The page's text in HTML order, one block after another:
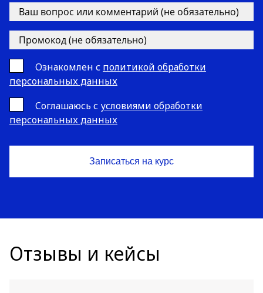
Ознакомлен с политикой обработки
персональных данных
Cоглашаюсь с условиями обработки
персональных данных
Отзывы и кейсы